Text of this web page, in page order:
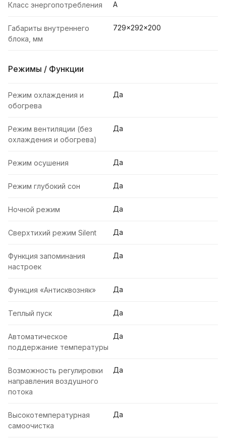
Класс энергопотребления A
Габариты внутреннего
блока, мм
729×292×200
Режимы / Функции
Режим охлаждения и
обогрева
Да
Режим вентиляции (без
охлаждения и обогрева)
Да
Режим осушения Да
Режим глубокий сон Да
Ночной режим Да
Сверхтихий режим Silent Да
Функция запоминания
настроек
Да
Функция «Антисквозняк» Да
Теплый пуск Да
Автоматическое
поддержание температуры
Да
Возможность регулировки
направления воздушного
потока
Да
Высокотемпературная
самоочистка
Да